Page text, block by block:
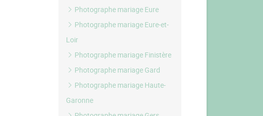
Photographe mariage Eure
Photographe mariage Eure-et-
Loir
Photographe mariage Finistère
Photographe mariage Gard
Photographe mariage Haute-
Garonne